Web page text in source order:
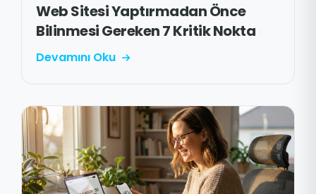
Web Sitesi Yaptırmadan Önce
Bilinmesi Gereken 7 Kritik Nokta
Devamını Oku